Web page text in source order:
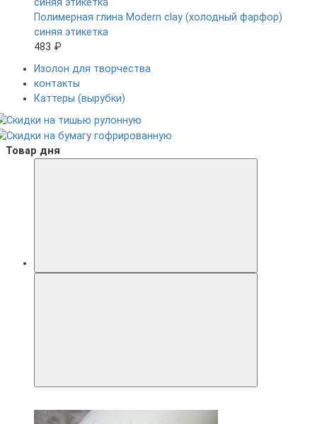
Полимерная глина Modern clay (холодный фарфор)
синяя этикетка
483 ₽
Изолон для творчества
контакты
Каттеры (вырубки)
Товар дня